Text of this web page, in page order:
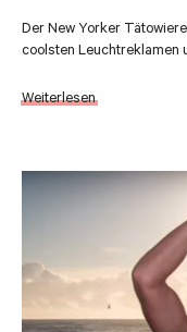
Der New Yorker
coolsten Leuchtreklamen
Weiterlesen